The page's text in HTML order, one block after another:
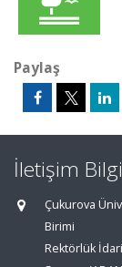
Paylaş
İletişim
Çukurova
Birimi
Rektörlük